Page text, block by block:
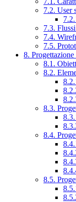
7.2. User
7.3.
7.4.
7.5.
8.
8.1.
8.2.
8.3.
8.4.
8.5.